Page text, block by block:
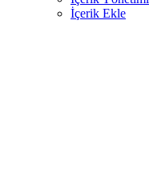
İçerik Ekle